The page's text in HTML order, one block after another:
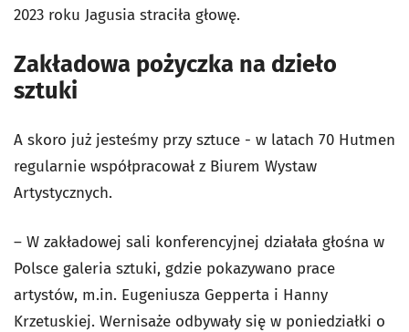
2023 roku Jagusia straciła głowę.
Zakładowa pożyczka na dzieło
sztuki
A skoro już jesteśmy przy sztuce - w latach 70 Hutmen
regularnie współpracował z Biurem Wystaw
Artystycznych.
– W zakładowej sali konferencyjnej działała głośna w
Polsce galeria sztuki, gdzie pokazywano prace
artystów, m.in. Eugeniusza Gepperta i Hanny
Krzetuskiej. Wernisaże odbywały się w poniedziałki o